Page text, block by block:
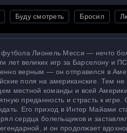
Буду смотреть Бросил
Лионель Месси — нечто
лет великих игр за Барселону и
верным — он отправился в
поля на американские. Тем не
местной команды и всей
преданность и страсть к
Его приход в Интер Майами
сердца болельщиков и
и он продолжает